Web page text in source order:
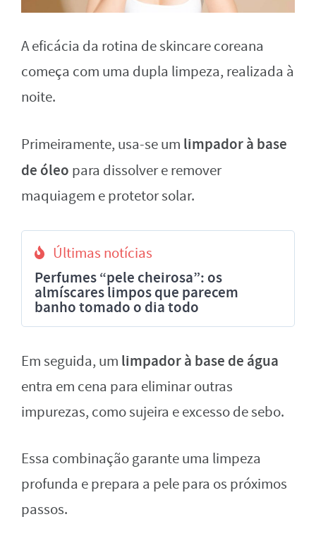
A eficácia da rotina de skincare coreana
começa com uma dupla limpeza, realizada à
noite.
Primeiramente, usa-se um limpador à base
de óleo para dissolver e remover
maquiagem e protetor solar.
Últimas notícias
Perfumes “pele cheirosa”: os
almíscares limpos que parecem
banho tomado o dia todo
Em seguida, um limpador à base de água
entra em cena para eliminar outras
impurezas, como sujeira e excesso de sebo.
Essa combinação garante uma limpeza
profunda e prepara a pele para os próximos
passos.